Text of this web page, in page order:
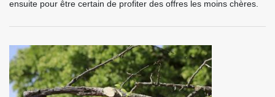
ensuite pour être certain de profiter des offres les moins chères.